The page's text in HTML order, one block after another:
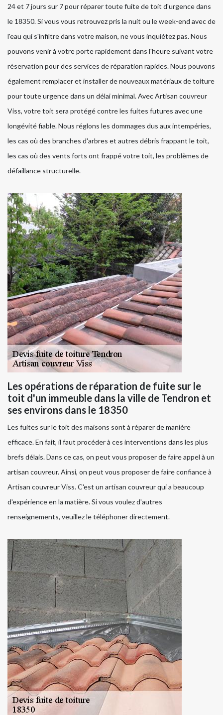
24 et 7 jours sur 7 pour réparer toute fuite de toit d'urgence dans
le 18350. Si vous vous retrouvez pris la nuit ou le week-end avec de
l'eau qui s'infiltre dans votre maison, ne vous inquiétez pas. Nous
pouvons venir à votre porte rapidement dans l'heure suivant votre
réservation pour des services de réparation rapides. Nous pouvons
également remplacer et installer de nouveaux matériaux de toiture
pour toute urgence dans un délai minimal. Avec Artisan couvreur
Viss, votre toit sera protégé contre les fuites futures avec une
longévité fiable. Nous réglons les dommages dus aux intempéries,
les cas où des branches d'arbres et autres débris frappant le toit,
les cas où des vents forts ont frappé votre toit, les problèmes de
défaillance structurelle.
Les opérations de réparation de fuite sur le
toit d'un immeuble dans la ville de Tendron et
ses environs dans le 18350
Les fuites sur le toit des maisons sont à réparer de manière
efficace. En fait, il faut procéder à ces interventions dans les plus
brefs délais. Dans ce cas, on peut vous proposer de faire appel à un
artisan couvreur. Ainsi, on peut vous proposer de faire confiance à
Artisan couvreur Viss. C'est un artisan couvreur qui a beaucoup
d'expérience en la matière. Si vous voulez d'autres
renseignements, veuillez le téléphoner directement.